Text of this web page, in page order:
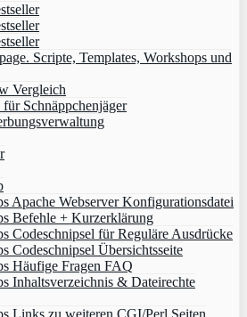
Scripte, Templates, Workshops und
Vergleich
Schnäppchenjäger
Apache Webserver Konfigurationsdatei
Befehle + Kurzerklärung
Codeschnipsel für Reguläre Ausdrücke
Codeschnipsel Übersichtsseite
Häufige Fragen FAQ
Inhaltsverzeichnis & Dateirechte
Links zu weiteren CGI/Perl Seiten